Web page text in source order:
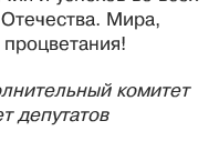
Мира,
комитет
депутатов